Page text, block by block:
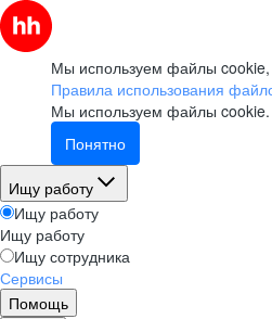
Мы используем файлы cookie,
Правила использования
Мы используем файлы cookie.
Понятно
Ищу работу
Ищу работу
Ищу работу
Ищу сотрудника
Сервисы
Помощь